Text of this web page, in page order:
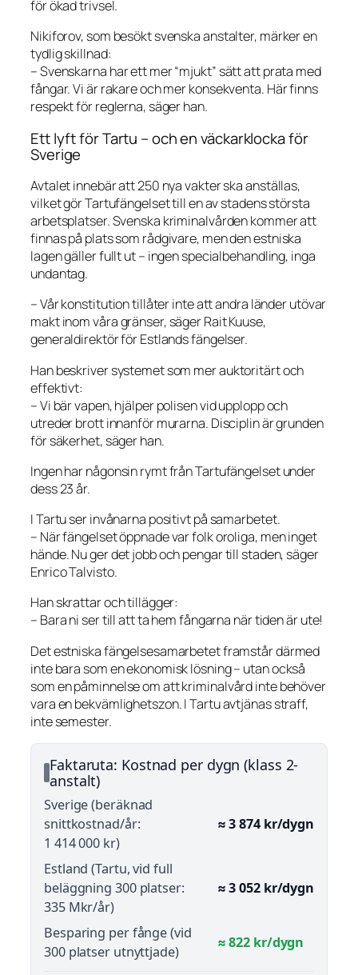
för ökad trivsel.
Nikiforov, som besökt svenska anstalter, märker en
tydlig skillnad:
– Svenskarna har ett mer “mjukt” sätt att prata med
fångar. Vi är rakare och mer konsekventa. Här finns
respekt för reglerna, säger han.
Ett lyft för Tartu – och en väckarklocka för
Sverige
Avtalet innebär att 250 nya vakter ska anställas,
vilket gör Tartufängelset till en av stadens största
arbetsplatser. Svenska kriminalvården kommer att
finnas på plats som rådgivare, men den estniska
lagen gäller fullt ut – ingen specialbehandling, inga
undantag.
– Vår konstitution tillåter inte att andra länder utövar
makt inom våra gränser, säger Rait Kuuse,
generaldirektör för Estlands fängelser.
Han beskriver systemet som mer auktoritärt och
effektivt:
– Vi bär vapen, hjälper polisen vid upplopp och
utreder brott innanför murarna. Disciplin är grunden
för säkerhet, säger han.
Ingen har någonsin rymt från Tartufängelset under
dess 23 år.
I Tartu ser invånarna positivt på samarbetet.
– När fängelset öppnade var folk oroliga, men inget
hände. Nu ger det jobb och pengar till staden, säger
Enrico Talvisto.
Han skrattar och tillägger:
– Bara ni ser till att ta hem fångarna när tiden är ute!
Det estniska fängelsesamarbetet framstår därmed
inte bara som en ekonomisk lösning – utan också
som en påminnelse om att kriminalvård inte behöver
vara en bekvämlighetszon. I Tartu avtjänas straff,
inte semester.
Faktaruta: Kostnad per dygn (klass 2-
anstalt)
Sverige (beräknad
snittkostnad/år:
1 414 000 kr)
≈ 3 874 kr/dygn
Estland (Tartu, vid full
beläggning 300 platser:
335 Mkr/år)
≈ 3 052 kr/dygn
Besparing per fånge (vid
300 platser utnyttjade)
≈ 822 kr/dygn